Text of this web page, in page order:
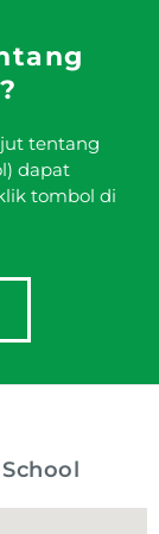
tentang
dapat
tombol di